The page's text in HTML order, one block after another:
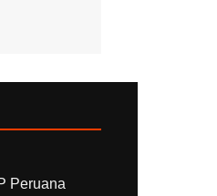
Peruana